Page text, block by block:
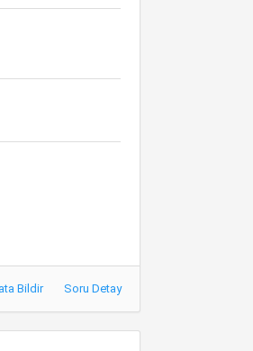
Bildir Soru Detay